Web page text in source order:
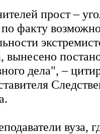
прост –
факту
вынесено
дела", –
вуза,